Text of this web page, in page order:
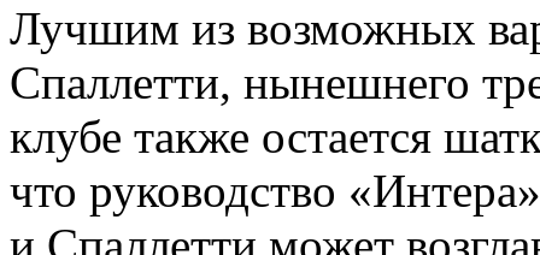
Лучшим из возможных
Спаллетти, нынешнего
клубе также остается
что руководство
и Спаллетти может